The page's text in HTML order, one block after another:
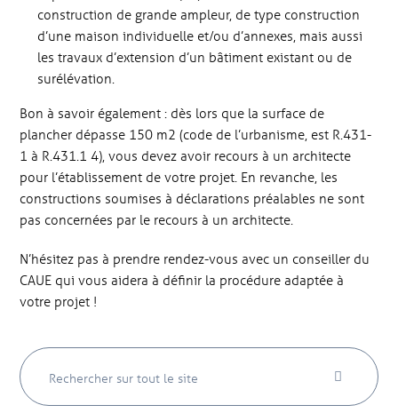
construction de grande ampleur, de type construction
d’une maison individuelle et/ou d’annexes, mais aussi
les travaux d’extension d’un bâtiment existant ou de
surélévation.
Bon à savoir également : dès lors que la surface de
plancher dépasse 150 m2 (code de l’urbanisme, est R.431-
1 à R.431.1 4), vous devez avoir recours à un architecte
pour l’établissement de votre projet. En revanche, les
constructions soumises à déclarations préalables ne sont
pas concernées par le recours à un architecte.
N’hésitez pas à prendre rendez-vous avec un conseiller du
CAUE qui vous aidera à définir la procédure adaptée à
votre projet !